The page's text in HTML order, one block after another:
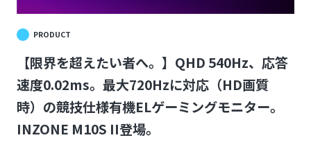
PRODUCT
【限界を超えたい者へ。】QHD 540Hz、応答
速度0.02ms。最大720Hzに対応（HD画質
時）の競技仕様有機ELゲーミングモニター。
INZONE M10S II登場。